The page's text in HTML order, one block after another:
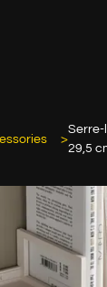
Serre-
29,5